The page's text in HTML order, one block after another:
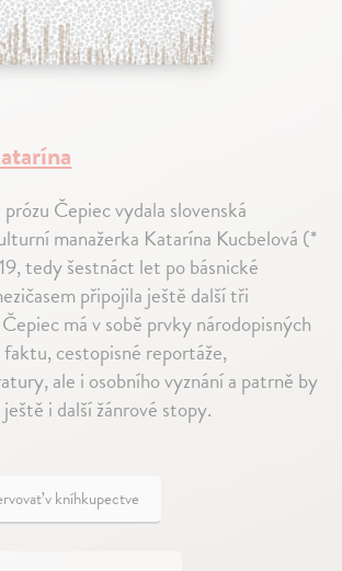
Čepiec vydala slovenská
manažerka Katarína Kucbelová (*
tedy šestnáct let po básnické
připojila ještě další tři
má v sobě prvky národopisných
cestopisné reportáže,
ale i osobního vyznání a patrně by
i další žánrové stopy.
v kníhkupectve